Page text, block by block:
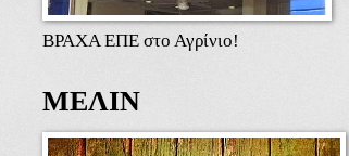
ΒΡΑΧΑ ΕΠΕ στο Αγρίνιο!
ΜΕΛΙΝ